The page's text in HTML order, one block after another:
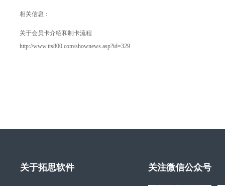
相关信息：
关于会员卡介绍和制卡流程
http://www.tts800.com/shownews.asp?id=329
关于拓思软件 关注微信公众号